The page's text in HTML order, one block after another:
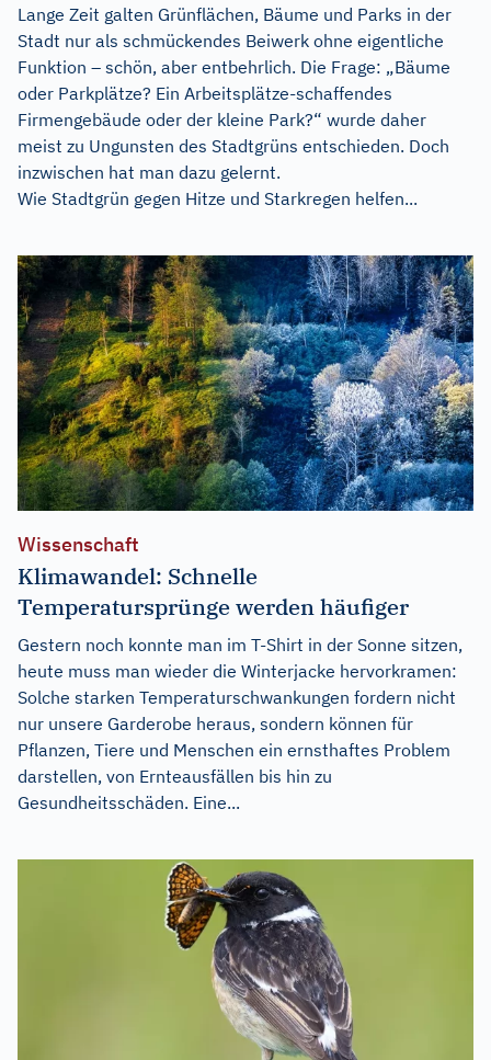
Lange Zeit galten Grünflächen, Bäume und Parks in der
Stadt nur als schmückendes Beiwerk ohne eigentliche
Funktion – schön, aber entbehrlich. Die Frage: „Bäume
oder Parkplätze? Ein Arbeitsplätze-schaffendes
Firmengebäude oder der kleine Park?“ wurde daher
meist zu Ungunsten des Stadtgrüns entschieden. Doch
inzwischen hat man dazu gelernt.
Wie Stadtgrün gegen Hitze und Starkregen helfen...
Wissenschaft
Klimawandel: Schnelle
Temperatursprünge werden häufiger
Gestern noch konnte man im T-Shirt in der Sonne sitzen,
heute muss man wieder die Winterjacke hervorkramen:
Solche starken Temperaturschwankungen fordern nicht
nur unsere Garderobe heraus, sondern können für
Pflanzen, Tiere und Menschen ein ernsthaftes Problem
darstellen, von Ernteausfällen bis hin zu
Gesundheitsschäden. Eine...